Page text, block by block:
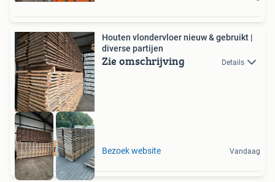
Houten vloer
Houten vlondervloer nieuw & gebruikt |
diverse partijen
Zie omschrijving Details
Bezoek website Vandaag